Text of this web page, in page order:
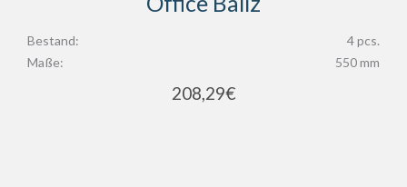
Bestand:
4 pcs.
Maße:
550 mm
208,29€